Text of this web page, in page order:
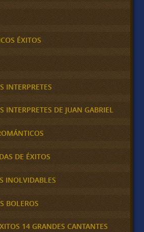
ÉXITOS
INTERPRETES
INTERPRETES DE JUAN GABRIEL
DE ÉXITOS
INOLVIDABLES
BOLEROS
14 GRANDES CANTANTES